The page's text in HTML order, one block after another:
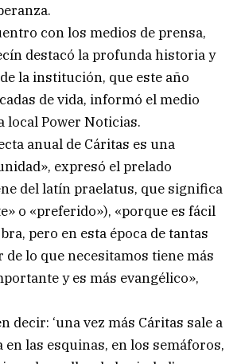
con los medios de prensa,
destacó la profunda historia y
la institución, que este año
de vida, informó el medio
Power Noticias.
anual de Cáritas es una
expresó el prelado
del latín praelatus, que significa
o «preferido»), «porque es fácil
pero en esta época de tantas
de lo que necesitamos tiene más
y es más evangélico»,
decir: ‘una vez más Cáritas sale a
en las esquinas, en los semáforos,